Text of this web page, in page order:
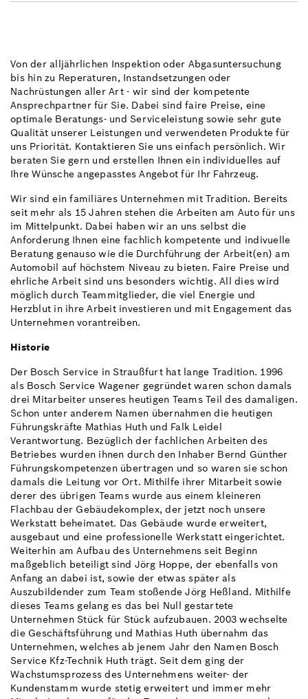
Von der alljährlichen Inspektion oder Abgasuntersuchung
bis hin zu Reperaturen, Instandsetzungen oder
Nachrüstungen aller Art - wir sind der kompetente
Ansprechpartner für Sie. Dabei sind faire Preise, eine
optimale Beratungs- und Serviceleistung sowie sehr gute
Qualität unserer Leistungen und verwendeten Produkte für
uns Priorität. Kontaktieren Sie uns einfach persönlich. Wir
beraten Sie gern und erstellen Ihnen ein individuelles auf
Ihre Wünsche angepasstes Angebot für Ihr Fahrzeug.
Wir sind ein familiäres Unternehmen mit Tradition. Bereits
seit mehr als 15 Jahren stehen die Arbeiten am Auto für uns
im Mittelpunkt. Dabei haben wir an uns selbst die
Anforderung Ihnen eine fachlich kompetente und indivuelle
Beratung genauso wie die Durchführung der Arbeit(en) am
Automobil auf höchstem Niveau zu bieten. Faire Preise und
ehrliche Arbeit sind uns besonders wichtig. All dies wird
möglich durch Teammitglieder, die viel Energie und
Herzblut in ihre Arbeit investieren und mit Engagement das
Unternehmen vorantreiben.
Historie
Der Bosch Service in Straußfurt hat lange Tradition. 1996
als Bosch Service Wagener gegründet waren schon damals
drei Mitarbeiter unseres heutigen Teams Teil des damaligen.
Schon unter anderem Namen übernahmen die heutigen
Führungskräfte Mathias Huth und Falk Leidel
Verantwortung. Bezüglich der fachlichen Arbeiten des
Betriebes wurden ihnen durch den Inhaber Bernd Günther
Führungskompetenzen übertragen und so waren sie schon
damals die Leitung vor Ort. Mithilfe ihrer Mitarbeit sowie
derer des übrigen Teams wurde aus einem kleineren
Flachbau der Gebäudekomplex, der jetzt noch unsere
Werkstatt beheimatet. Das Gebäude wurde erweitert,
ausgebaut und eine professionelle Werkstatt eingerichtet.
Weiterhin am Aufbau des Unternehmens seit Beginn
maßgeblich beteiligt sind Jörg Hoppe, der ebenfalls von
Anfang an dabei ist, sowie der etwas später als
Auszubildender zum Team stoßende Jörg Heßland. Mithilfe
dieses Teams gelang es das bei Null gestartete
Unternehmen Stück für Stück aufzubauen. 2003 wechselte
die Geschäftsführung und Mathias Huth übernahm das
Unternehmen, welches ab jenem Jahr den Namen Bosch
Service Kfz-Technik Huth trägt. Seit dem ging der
Wachstumsprozess des Unternehmens weiter- der
Kundenstamm wurde stetig erweitert und immer mehr